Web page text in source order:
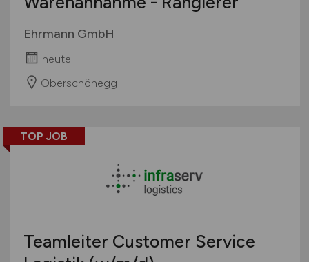
Ehrmann GmbH
heute
Oberschönegg
TOP JOB
Teamleiter Customer Service